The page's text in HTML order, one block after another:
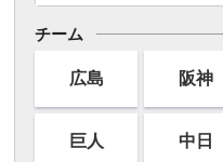
チーム
広島 阪神
巨人 中日